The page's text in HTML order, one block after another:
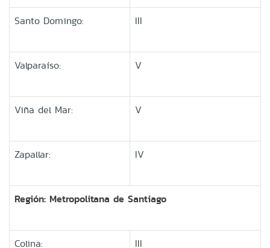
Santo Domingo: III
Valparaí­so: V
Viña del Mar: V
Zapallar: IV
Región: Metropolitana de Santiago
Colina: III